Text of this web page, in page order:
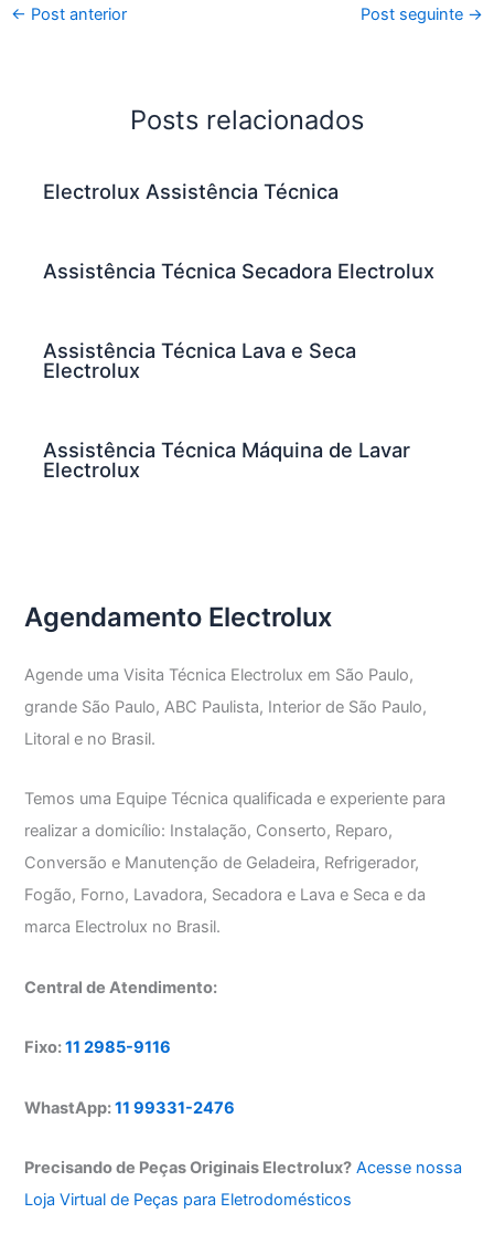
← Post anterior Post seguinte →
Posts relacionados
Electrolux Assistência Técnica
Assistência Técnica Secadora Electrolux
Assistência Técnica Lava e Seca
Electrolux
Assistência Técnica Máquina de Lavar
Electrolux
Agendamento Electrolux
Agende uma Visita Técnica Electrolux em São Paulo,
grande São Paulo, ABC Paulista, Interior de São Paulo,
Litoral e no Brasil.
Temos uma Equipe Técnica qualificada e experiente para
realizar a domicílio: Instalação, Conserto, Reparo,
Conversão e Manutenção de Geladeira, Refrigerador,
Fogão, Forno, Lavadora, Secadora e Lava e Seca e da
marca Electrolux no Brasil.
Central de Atendimento:
Fixo:11 2985-9116
WhastApp:11 99331-2476
Precisando de Peças Originais Electrolux? Acesse nossa
Loja Virtual de Peças para Eletrodomésticos